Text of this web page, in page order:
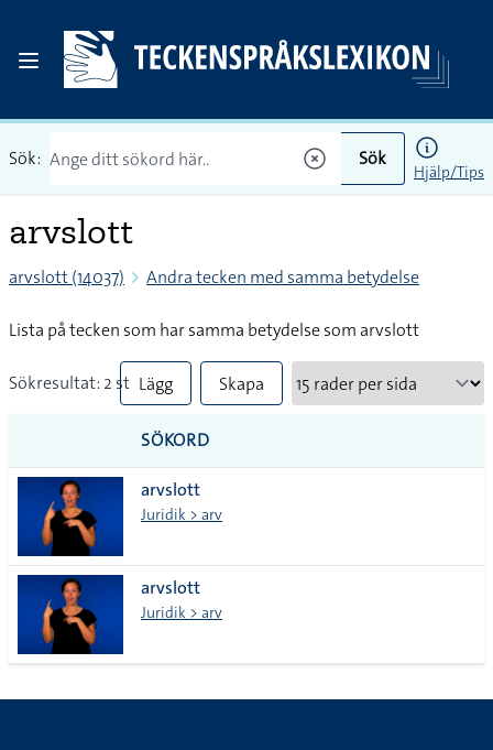
Sök: Sök
Hjälp/Tips
arvslott
arvslott (14037) Andra tecken med samma betydelse
Lista på tecken som har samma betydelse som arvslott
Sökresultat: 2 st Lägg
till
alla i
lista
Skapa
SÖKORD
arvslott
Juridik > arv
arvslott
Juridik > arv